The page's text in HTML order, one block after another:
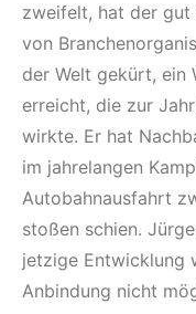
zweifelt, hat der gut
von
der Welt gekürt, ein
erreicht, die zur
wirkte. Er hat
im jahrelangen
Autobahnausfahrt
stoßen schien.
jetzige Entwicklung
Anbindung nicht